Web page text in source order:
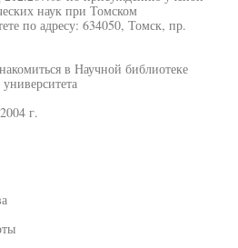
наук при Томском
по адресу: 634050, Томск, пр.
в Научной библиотеке
г.